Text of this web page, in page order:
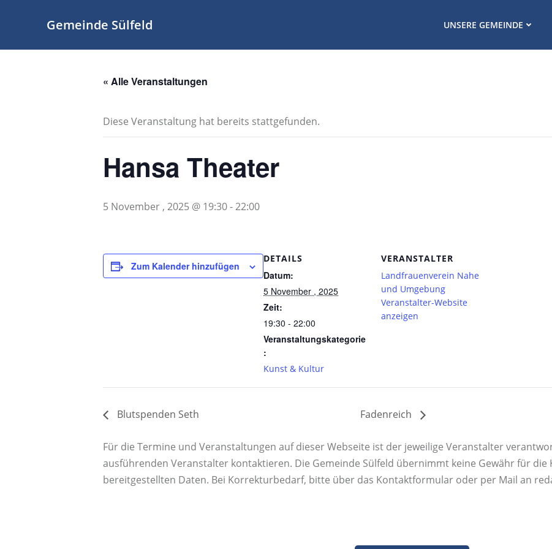
Gemeinde Sülfeld UNSERE GEMEINDE
« Alle Veranstaltungen
Diese Veranstaltung hat bereits stattgefunden.
Hansa Theater
5 November , 2025 @ 19:30-22:00
Zum Kalender hinzufügen
DETAILS
Datum:
5 November , 2025
Zeit:
19:30 - 22:00
Veranstaltungskategorie
:
Kunst & Kultur
VERANSTALTER
Landfrauenverein Nahe
und Umgebung
Veranstalter-Website
anzeigen
Blutspenden Seth Fadenreich
Für die Termine und Veranstaltungen auf dieser Webseite ist der jeweilige Veranstalter
ausführenden Veranstalter kontaktieren. Die Gemeinde Sülfeld übernimmt keine Gewähr für
bereitgestellten Daten. Bei Korrekturbedarf, bitte über das Kontaktformular oder per Mail an